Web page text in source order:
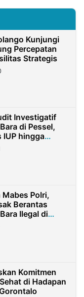
Kunjungi
Percepatan
Strategis
Investigatif
di Pessel,
IUP hingga
Mabes Polri,
Berantas
Ilegal di
Komitmen
di Hadapan